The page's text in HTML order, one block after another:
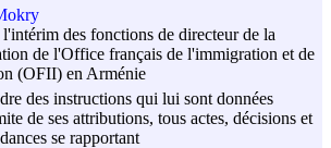
l'intérim des fonctions de directeur de la
de l'Office français de l'immigration et de
(OFII) en Arménie
des instructions qui lui sont données
de ses attributions, tous actes, décisions et
se rapportant